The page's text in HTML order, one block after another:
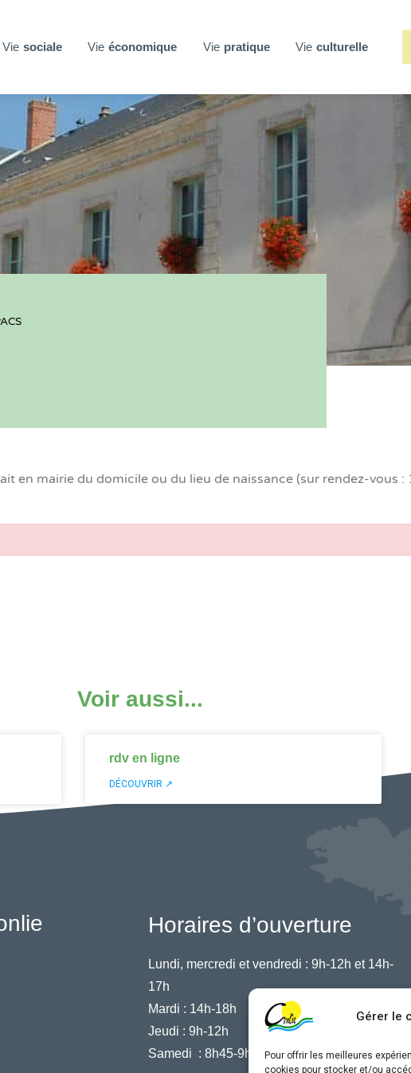
Gérer le
Pour offrir les meilleures
cookies pour stocker et/ou
Vie sociale Vie économique Vie pratique Vie culturelle
en mairie du domicile ou du lieu de naissance (sur rendez-vous :
Voir aussi...
rdv en ligne
DÉCOUVRIR ↗
Horaires d’ouverture
Lundi, mercredi et vendredi : 9h-12h et 14h-
17h
Mardi : 14h-18h
Jeudi : 9h-12h
Samedi : 8h45-9h45